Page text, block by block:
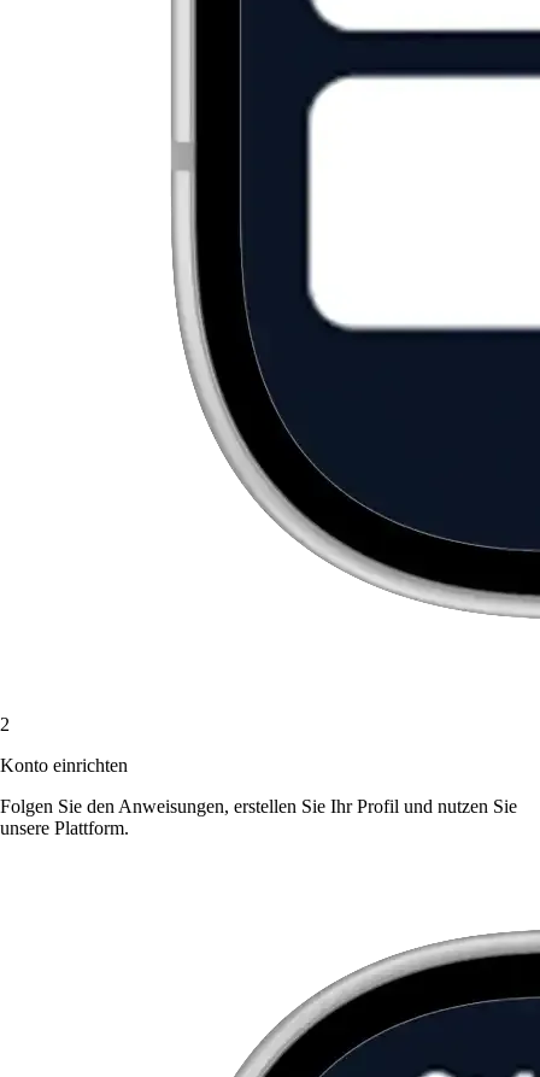
2
Konto einrichten
Folgen Sie den Anweisungen, erstellen Sie Ihr Profil und nutzen Sie
unsere Plattform.